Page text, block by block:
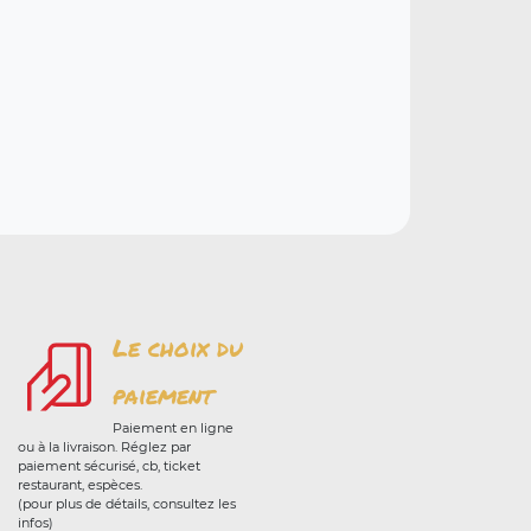
Le choix du
paiement
Paiement en ligne
ou à la livraison. Réglez par
paiement sécurisé, cb, ticket
restaurant, espèces.
(pour plus de détails, consultez les
infos)